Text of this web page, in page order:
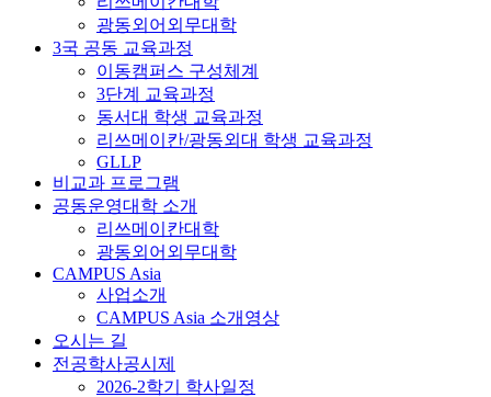
광동외어외무대학
3국 공동 교육과정
이동캠퍼스 구성체계
3단계 교육과정
동서대 학생 교육과정
리쓰메이칸/광동외대 학생 교육과정
GLLP
비교과 프로그램
공동운영대학 소개
리쓰메이칸대학
광동외어외무대학
CAMPUS Asia
사업소개
CAMPUS Asia 소개영상
오시는 길
전공학사공시제
2026-2학기 학사일정